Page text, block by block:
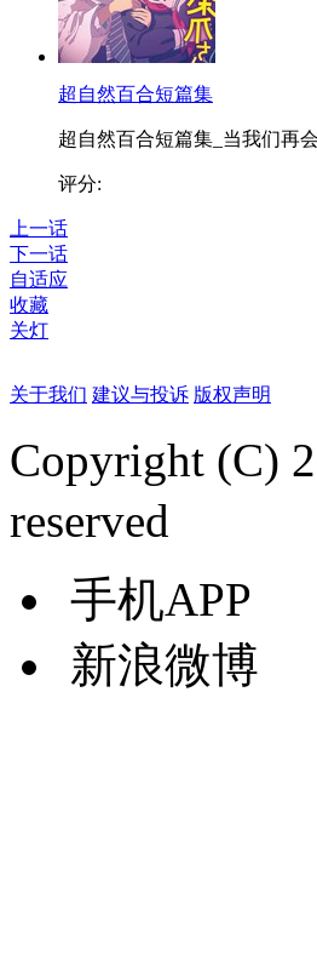
超自然百合短篇集
超自然百合短篇集_当我们再
评分:
上一话
下一话
自适应
收藏
关灯
关于我们 建议与投诉 版权声明
Copyright (C)
reserved
手机APP
新浪微博